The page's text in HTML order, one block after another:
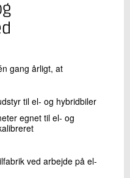
gang årligt, at
til el- og hybridbiler
egnet til el- og
ved arbejde på el-